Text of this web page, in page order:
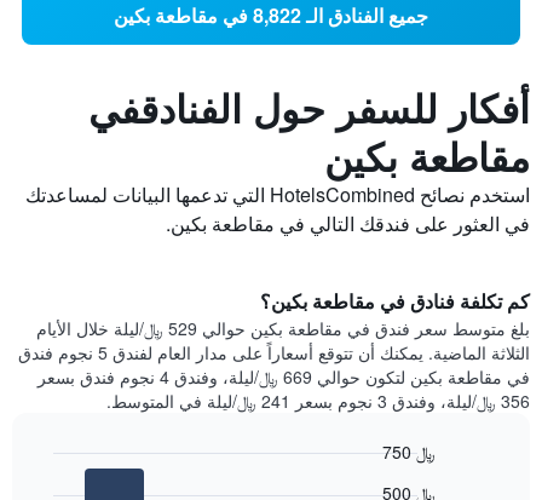
جميع الفنادق الـ 8,822 في مقاطعة بكين
أفكار للسفر حول الفنادقفي
مقاطعة بكين
استخدم نصائح HotelsCombined التي تدعمها البيانات لمساعدتك
في العثور على فندقك التالي في مقاطعة بكين.
كم تكلفة فنادق في مقاطعة بكين؟
بلغ متوسط ​​سعر فندق في مقاطعة بكين حوالي 529 ﷼/ليلة خلال الأيام
الثلاثة الماضية. يمكنك أن تتوقع أسعاراً على مدار العام لفندق 5 نجوم فندق
في مقاطعة بكين لتكون حوالي 669 ﷼/ليلة، وفندق 4 نجوم فندق بسعر
356 ﷼/ليلة، وفندق 3 نجوم بسعر 241 ﷼/ليلة في المتوسط.
500 ﷼
750 ﷼